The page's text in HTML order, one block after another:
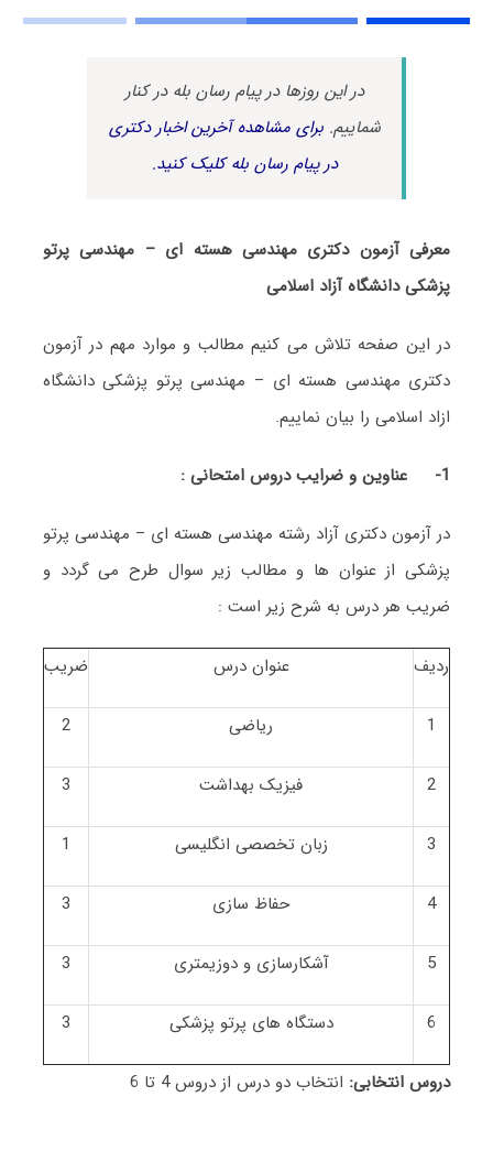
در این روزها در پیام رسان بله در کنار
شماییم.برای مشاهده آخرین اخبار دکتری
در پیام رسان بله کلیک کنید.
معرفی آزمون دکتری مهندسی هسته ای – مهندسی پرتو
پزشکی دانشگاه آزاد اسلامی
در این صفحه تلاش می کنیم مطالب و موارد مهم در آزمون
دکتری مهندسی هسته ای – مهندسی پرتو پزشکی دانشگاه
ازاد اسلامی را بیان نماییم.
1- عناوین و ضرایب دروس امتحانی :
در آزمون دکتری آزاد رشته مهندسی هسته ای – مهندسی پرتو
پزشکی از عنوان ها و مطالب زیر سوال طرح می گردد و
ضریب هر درس به شرح زیر است :
ردیف عنوان درس ضریب
1 ریاضی 2
2 فیزیک بهداشت 3
3 زبان تخصصی انگلیسی 1
4 حفاظ سازی 3
5 آشکارسازی و دوزیمتری 3
6 دستگاه های پرتو پزشکی 3
دروس انتخابی: انتخاب دو درس از دروس 4 تا 6